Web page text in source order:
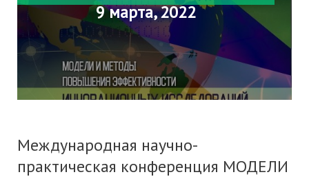
9 марта, 2022
Международная научно-
практическая конференция МОДЕЛИ